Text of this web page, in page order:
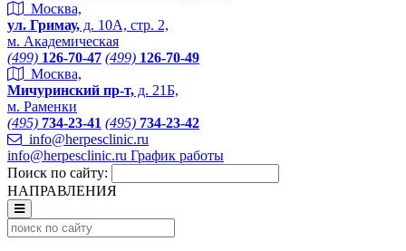
Москва,
ул. Гримау, д. 10А, стр. 2,
м. Академическая
(499) 126-70-47 (499) 126-70-49
Москва,
Мичуринский пр-т, д. 21Б,
м. Раменки
(495) 734-23-41 (495) 734-23-42
info@herpesclinic.ru
info@herpesclinic.ru График работы
Поиск по сайту:
НАПРАВЛЕНИЯ